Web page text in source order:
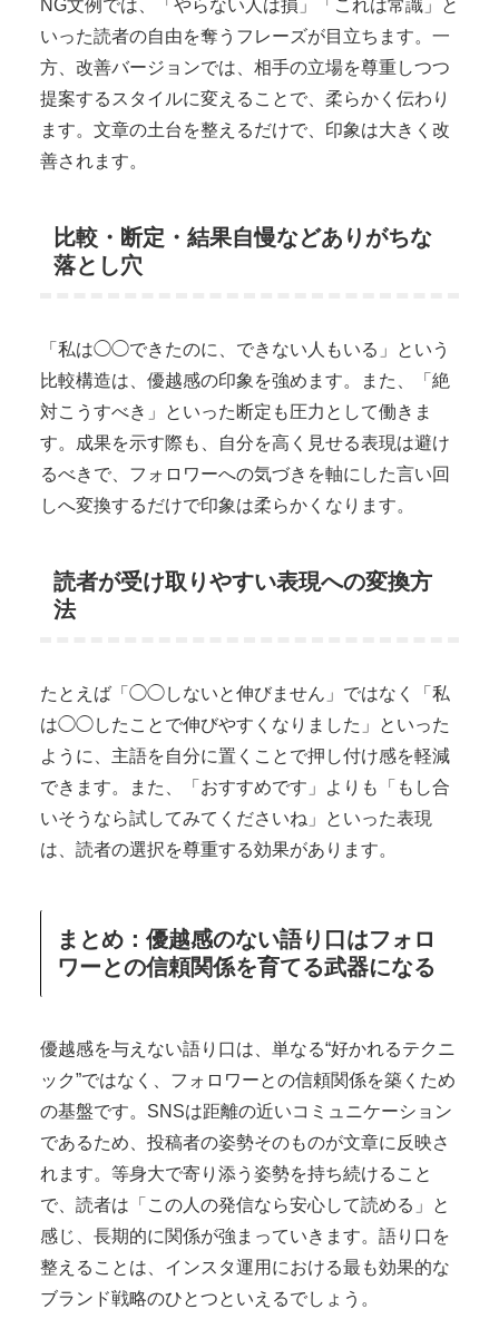
NG文例では、「やらない人は損」「これは常識」と
いった読者の自由を奪うフレーズが目立ちます。一
方、改善バージョンでは、相手の立場を尊重しつつ
提案するスタイルに変えることで、柔らかく伝わり
ます。文章の土台を整えるだけで、印象は大きく改
善されます。
比較・断定・結果自慢などありがちな
落とし穴
「私は◯◯できたのに、できない人もいる」という
比較構造は、優越感の印象を強めます。また、「絶
対こうすべき」といった断定も圧力として働きま
す。成果を示す際も、自分を高く見せる表現は避け
るべきで、フォロワーへの気づきを軸にした言い回
しへ変換するだけで印象は柔らかくなります。
読者が受け取りやすい表現への変換方
法
たとえば「◯◯しないと伸びません」ではなく「私
は◯◯したことで伸びやすくなりました」といった
ように、主語を自分に置くことで押し付け感を軽減
できます。また、「おすすめです」よりも「もし合
いそうなら試してみてくださいね」といった表現
は、読者の選択を尊重する効果があります。
まとめ：優越感のない語り口はフォロ
ワーとの信頼関係を育てる武器になる
優越感を与えない語り口は、単なる“好かれるテクニ
ック”ではなく、フォロワーとの信頼関係を築くため
の基盤です。SNSは距離の近いコミュニケーション
であるため、投稿者の姿勢そのものが文章に反映さ
れます。等身大で寄り添う姿勢を持ち続けること
で、読者は「この人の発信なら安心して読める」と
感じ、長期的に関係が強まっていきます。語り口を
整えることは、インスタ運用における最も効果的な
ブランド戦略のひとつといえるでしょう。